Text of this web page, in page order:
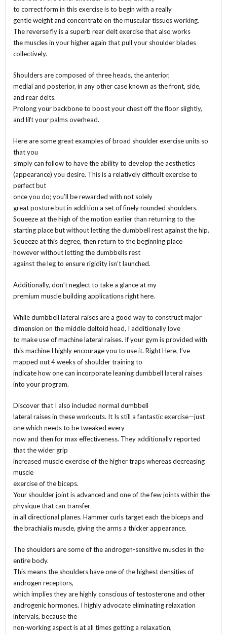
to correct form in this exercise is to begin with a really
gentle weight and concentrate on the muscular tissues working.
The reverse fly is a superb rear delt exercise that also works
the muscles in your higher again that pull your shoulder blades
collectively.
Shoulders are composed of three heads, the anterior,
medial and posterior, in any other case known as the front, side,
and rear delts.
Prolong your backbone to boost your chest off the floor slightly,
and lift your palms overhead.
Here are some great examples of broad shoulder exercise units so
that you
simply can follow to have the ability to develop the aesthetics
(appearance) you desire. This is a relatively difficult exercise to
perfect but
once you do; you’ll be rewarded with not solely
great posture but in addition a set of finely rounded shoulders.
Squeeze at the high of the motion earlier than returning to the
starting place but without letting the dumbbell rest against the hip.
Squeeze at this degree, then return to the beginning place
however without letting the dumbbells rest
against the leg to ensure rigidity isn’t launched.
Additionally, don’t neglect to take a glance at my
premium muscle building applications right here.
While dumbbell lateral raises are a good way to construct major
dimension on the middle deltoid head, I additionally love
to make use of machine lateral raises. If your gym is provided with
this machine I highly encourage you to use it. Right Here, I’ve
mapped out 4 weeks of shoulder training to
indicate how one can incorporate leaning dumbbell lateral raises
into your program.
Discover that I also included normal dumbbell
lateral raises in these workouts. It Is still a fantastic exercise—just
one which needs to be tweaked every
now and then for max effectiveness. They additionally reported
that the wider grip
increased muscle exercise of the higher traps whereas decreasing
muscle
exercise of the biceps.
Your shoulder joint is advanced and one of the few joints within the
physique that can transfer
in all directional planes. Hammer curls target each the biceps and
the brachialis muscle, giving the arms a thicker appearance.
The shoulders are some of the androgen-sensitive muscles in the
entire body.
This means the shoulders have one of the highest densities of
androgen receptors,
which implies they are highly conscious of testosterone and other
androgenic hormones. I highly advocate eliminating relaxation
intervals, because the
non-working aspect is at all times getting a relaxation,